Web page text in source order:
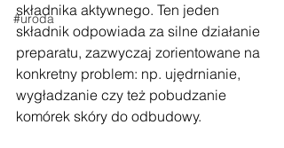
#uroda
składnika aktywnego. Ten jeden
składnik odpowiada za silne działanie
preparatu, zazwyczaj zorientowane na
konkretny problem: np. ujędrnianie,
wygładzanie czy też pobudzanie
komórek skóry do odbudowy.